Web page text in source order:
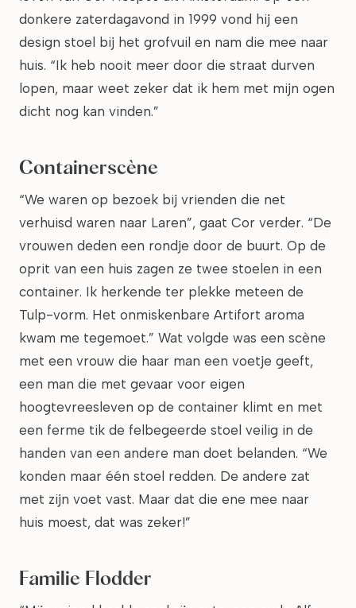
donkere zaterdagavond in 1999 vond hij een
design stoel bij het grofvuil en nam die mee naar
huis. “Ik heb nooit meer door die straat durven
lopen, maar weet zeker dat ik hem met mijn ogen
dicht nog kan vinden.”
Containerscène
“We waren op bezoek bij vrienden die net
verhuisd waren naar Laren”, gaat Cor verder. “De
vrouwen deden een rondje door de buurt. Op de
oprit van een huis zagen ze twee stoelen in een
container. Ik herkende ter plekke meteen de
Tulp-vorm. Het onmiskenbare Artifort aroma
kwam me tegemoet.” Wat volgde was een scène
met een vrouw die haar man een voetje geeft,
een man die met gevaar voor eigen
hoogtevreesleven op de container klimt en met
een ferme tik de felbegeerde stoel veilig in de
handen van een andere man doet belanden. “We
konden maar één stoel redden. De andere zat
met zijn voet vast. Maar dat die ene mee naar
huis moest, dat was zeker!”
Familie Flodder